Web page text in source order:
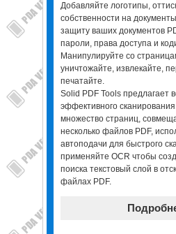
Добавляйте логотипы,
собственности на
защиту ваших документов
пароли, права доступа и
Манипулируйте со
уничтожайте, извлекайте,
печатайте.
Solid PDF Tools предлагает
эффективного
множество страниц,
несколько файлов PDF,
автоподачи для быстрого
применяйте OCR чтобы
поиска текстовый слой в
файлах PDF.